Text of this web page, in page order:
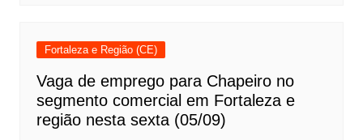
Fortaleza e Região (CE)
Vaga de emprego para Chapeiro no
segmento comercial em Fortaleza e
região nesta sexta (05/09)